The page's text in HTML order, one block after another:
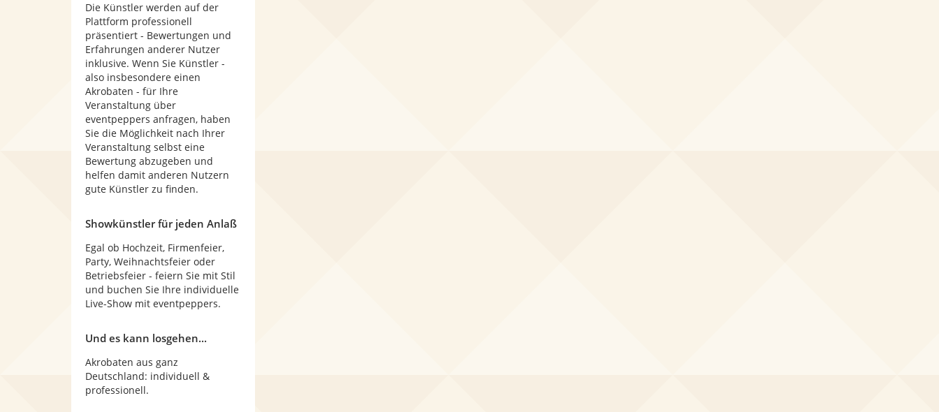
Die Künstler werden auf der
Plattform professionell
präsentiert - Bewertungen und
Erfahrungen anderer Nutzer
inklusive. Wenn Sie Künstler -
also insbesondere einen
Akrobaten - für Ihre
Veranstaltung über
eventpeppers anfragen, haben
Sie die Möglichkeit nach Ihrer
Veranstaltung selbst eine
Bewertung abzugeben und
helfen damit anderen Nutzern
gute Künstler zu finden.
Showkünstler für jeden Anlaß
Egal ob Hochzeit, Firmenfeier,
Party, Weihnachtsfeier oder
Betriebsfeier - feiern Sie mit Stil
und buchen Sie Ihre individuelle
Live-Show mit eventpeppers.
Und es kann losgehen...
Akrobaten aus ganz
Deutschland: individuell &
professionell.